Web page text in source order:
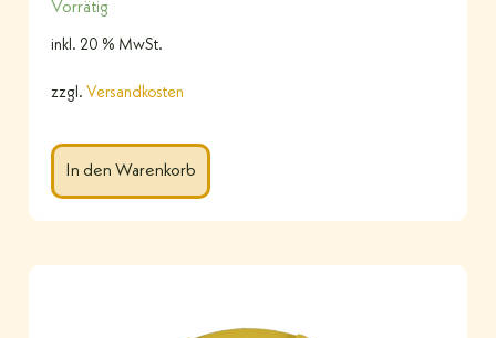
Vorrätig
inkl. 20 % MwSt.
zzgl. Versandkosten
In den Warenkorb